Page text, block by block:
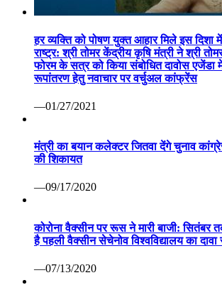
हर व्यक्ति को पोषण युक्त आहार मिले इस दिशा
राष्ट्र: श्री तोमर केंद्रीय कृषि मंत्री ने श्री
फोरम के सत्र को किया संबोधित दावोस एजेंडा
रूपांतरण हेतु नवाचार पर वर्चुअल कांफ्रेंस
—01/27/2021
मंत्री का बयान कलेक्टर जितवा देंगे चुनाव
की शिकायत
—09/17/2020
कोरोना वैक्सीन पर रूस ने मारी बाजी:
है पहली वैक्सीन सेचेनोव विश्वविद्यालय का
—07/13/2020